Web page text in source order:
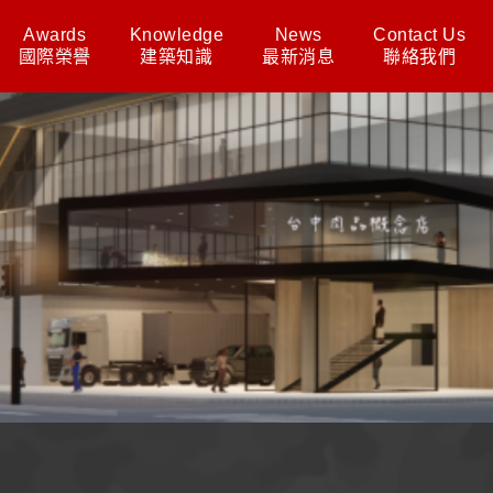
Awards
國際榮譽
Knowledge
建築知識
News
最新消息
Contact Us
聯絡我們